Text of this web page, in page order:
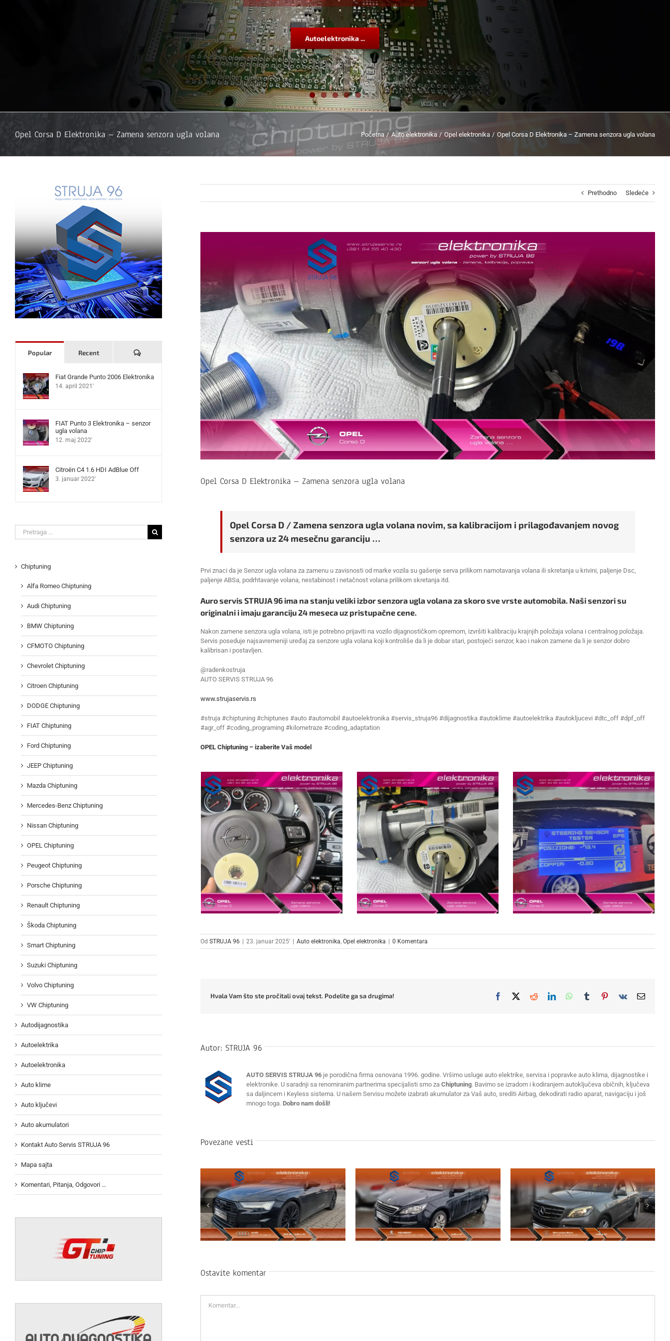
Autoelektronika ...
Opel Corsa D Elektronika – Zamena senzora ugla volana Početna Auto elektronika Opel elektronika Opel Corsa D Elektronika – Zamena senzora ugla volana
Prethodno Sledeće
Opel Corsa D Elektronika – Zamena senzora ugla volana
Opel Corsa D / Zamena senzora ugla volana novim, sa kalibracijom i prilagođavanjem novog
senzora uz 24 mesečnu garanciju …
Prvi znaci da je Senzor ugla volana za zamenu u zavisnosti od marke vozila su gašenje serva prilikom namotavanja volana ili skretanja u krivini, paljenje Dsc,
paljenje ABSa, podrhtavanje volana, nestabinost i netačnost volana prilikom skretanja itd.
Auro servis STRUJA 96 ima na stanju veliki izbor senzora ugla volana za skoro sve vrste automobila. Naši senzori su
originalni i imaju garanciju 24 meseca uz pristupačne cene.
Nakon zamene senzora ugla volana, isti je potrebno prijaviti na vozilo dijagnostičkom opremom, izvršiti kalibraciju krajnjih položaja volana i centralnog položaja.
Servis poseduje najsavremeniji uređaj za senzore ugla volana koji kontroliše da li je dobar stari, postojeći senzor, kao i nakon zamene da li je senzor dobro
kalibrisan i postavljen.
@radenkostruja
AUTO SERVIS STRUJA 96
www.strujaservis.rs
#struja #chiptuning #chiptunes #auto #automobil #autoelektronika #servis_struja96 #dijagnostika #autoklime #autoelektrika #autokljucevi #dtc_off #dpf_off
#agr_off #coding_programing #kilometraze #coding_adaptation
OPEL Chiptuning – izaberite Vaš model
OdSTRUJA 96 | 23. januar 2025' | Auto elektronika ,Opel elektronika | 0 Komentara
Hvala Vam što ste pročitali ovaj tekst. Podelite ga sa drugima! Facebook RedditLinkedInWhatsApp
Tumblr Pinterest
Vk Email
Autor:STRUJA 96
AUTO SERVIS STRUJA 96 je porodična firma osnovana 1996. godine. Vršimo usluge auto elektrike, servisa i popravke auto klima, dijagnostike i
elektronike. U saradnji sa renomiranim partnerima specijalisti smo zaChiptuning. Bavimo se izradom i kodiranjem autoključeva običnih, ključeva
sa daljincem i Keyless sistema. U našem Servisu možete izabrati akumulator za Vaš auto, srediti Airbag, dekodirati radio aparat, navigaciju i još
mnogo toga.Dobro nam došli!
Povezane vesti
Audi A6 3.0 TDI 286 HP Elektronika –
Peugeot 308 1.6 HDI EDC 17c60 AdBlue
Off
Mercedes-Benz ML 350 W166 2015 CDI
AdBlue Off
Ostavite komentar
Popular Recent Komentari
Fiat Grande Punto 2006 Elektronika
14. april 2021'
FIAT Punto 3 Elektronika – senzor
ugla volana
12. maj 2022'
Citroën C4 1.6 HDI AdBlue Off
3. januar 2022'
Search
for:
Chiptuning
Alfa Romeo Chiptuning
Audi Chiptuning
BMW Chiptuning
CFMOTO Chiptuning
Chevrolet Chiptuning
Citroen Chiptuning
DODGE Chiptuning
FIAT Chiptuning
Ford Chiptuning
JEEP Chiptuning
Mazda Chiptuning
Mercedes-Benz Chiptuning
Nissan Chiptuning
OPEL Chiptuning
Peugeot Chiptuning
Porsche Chiptuning
Renault Chiptuning
Škoda Chiptuning
Smart Chiptuning
Suzuki Chiptuning
Volvo Chiptuning
VW Chiptuning
Autodijagnostika
Autoelektrika
Autoelektronika
Auto klime
Auto ključevi
Auto akumulatori
Kontakt Auto Servis STRUJA 96
Mapa sajta
Komentari, Pitanja, Odgovori …